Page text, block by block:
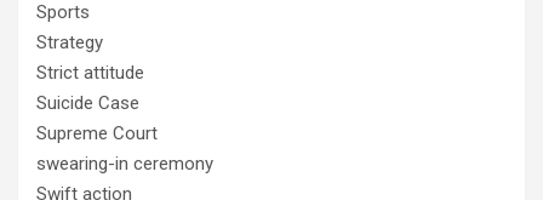
Sports
Strategy
Strict attitude
Suicide Case
Supreme Court
swearing-in ceremony
Swift action